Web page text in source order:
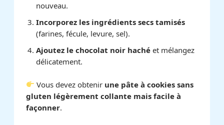
nouveau.
Incorporez les ingrédients secs tamisés
(farines, fécule, levure, sel).
Ajoutez le chocolat noir haché et mélangez
délicatement.
Vous devez obtenir une pâte à cookies sans
gluten légèrement collante mais facile à
façonner.